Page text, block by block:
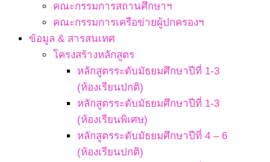
คณะกรรมการสถานศึกษาฯ
คณะกรรมการเครือข่ายผู้ปกครองฯ
ข้อมูล & สารสนเทศ
โครงสร้างหลักสูตร
หลักสูตรระดับมัธยมศึกษาปีที่ 1-3
(ห้องเรียนปกติ)
หลักสูตรระดับมัธยมศึกษาปีที่ 1-3
(ห้องเรียนพิเศษ)
หลักสูตรระดับมัธยมศึกษาปีที่ 4 – 6
(ห้องเรียนปกติ)